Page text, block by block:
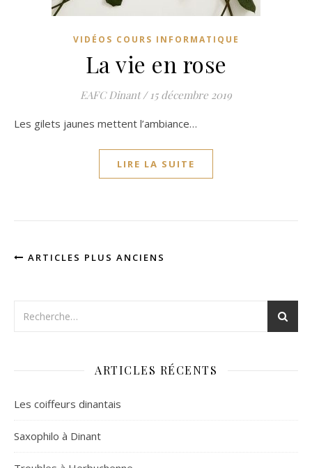
VIDÉOS COURS INFORMATIQUE
La vie en rose
EAFC Dinant / 15 décembre 2019
Les gilets jaunes mettent l’ambiance…
LIRE LA SUITE
ARTICLES PLUS ANCIENS
ARTICLES RÉCENTS
Les coiffeurs dinantais
Saxophilo à Dinant